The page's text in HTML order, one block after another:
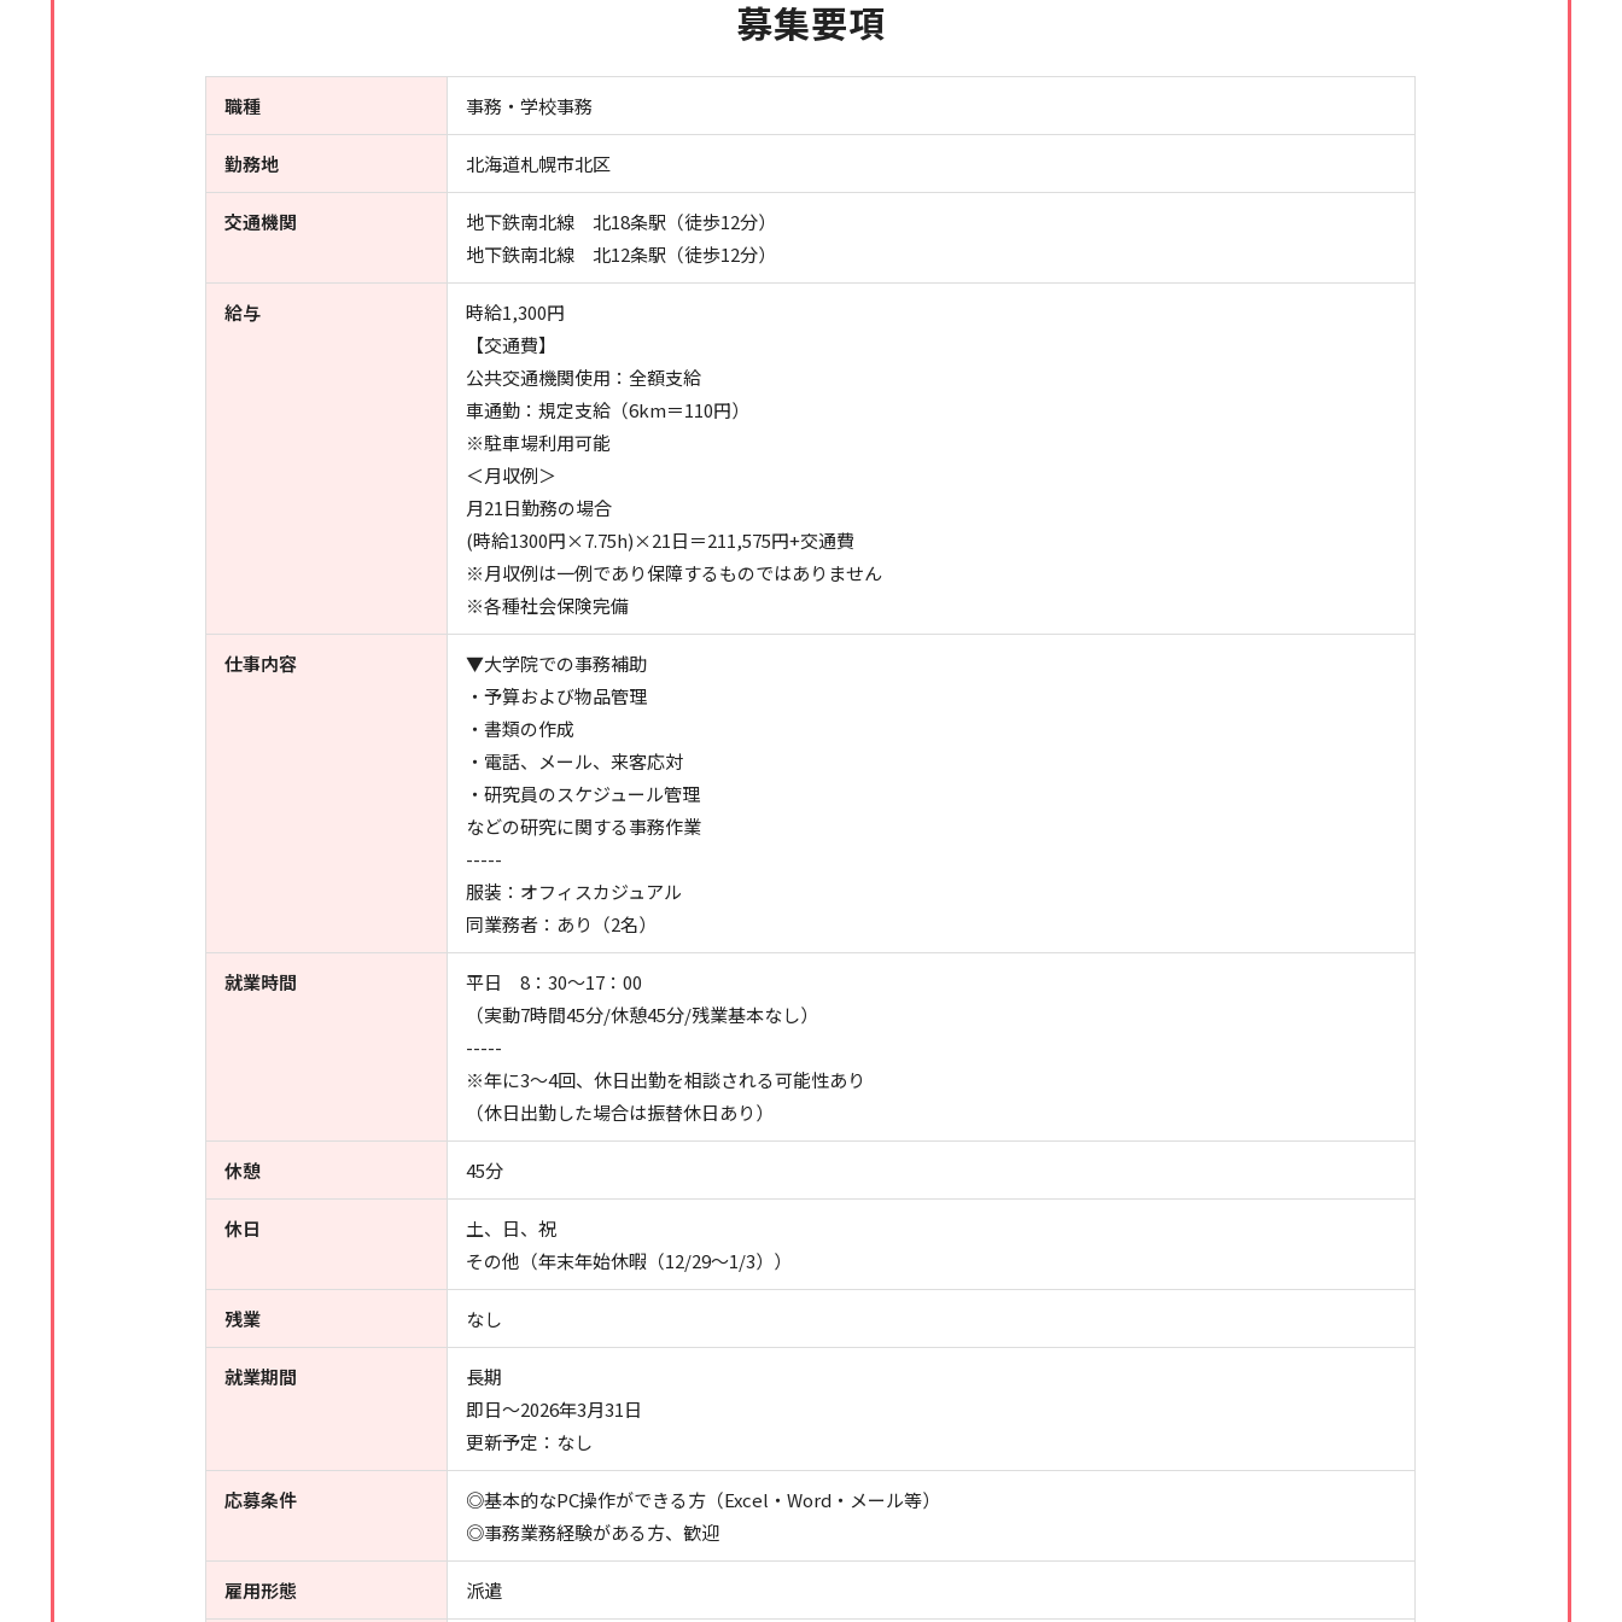
募集要項
職種 事務・学校事務
勤務地 北海道札幌市北区
交通機関
地下鉄南北線 北18条駅（徒歩12分）
地下鉄南北線 北12条駅（徒歩12分）
給与
時給1,300円
【交通費】
公共交通機関使用：全額支給
車通勤：規定支給（6km＝110円）
※駐車場利用可能
＜月収例＞
月21日勤務の場合
(時給1300円×7.75h)×21日＝211,575円+交通費
※月収例は一例であり保障するものではありません
※各種社会保険完備
仕事内容
▼大学院での事務補助
・予算および物品管理
・書類の作成
・電話、メール、来客応対
・研究員のスケジュール管理
などの研究に関する事務作業
-----
服装：オフィスカジュアル
同業務者：あり（2名）
就業時間
平日 8：30～17：00
（実動7時間45分/休憩45分/残業基本なし）
-----
※年に3～4回、休日出勤を相談される可能性あり
（休日出勤した場合は振替休日あり）
休憩 45分
休日
土、日、祝
その他（年末年始休暇（12/29～1/3））
残業 なし
就業期間
長期
即日～2026年3月31日
更新予定：なし
応募条件
◎基本的なPC操作ができる方（Excel・Word・メール等）
◎事務業務経験がある方、歓迎
雇用形態 派遣